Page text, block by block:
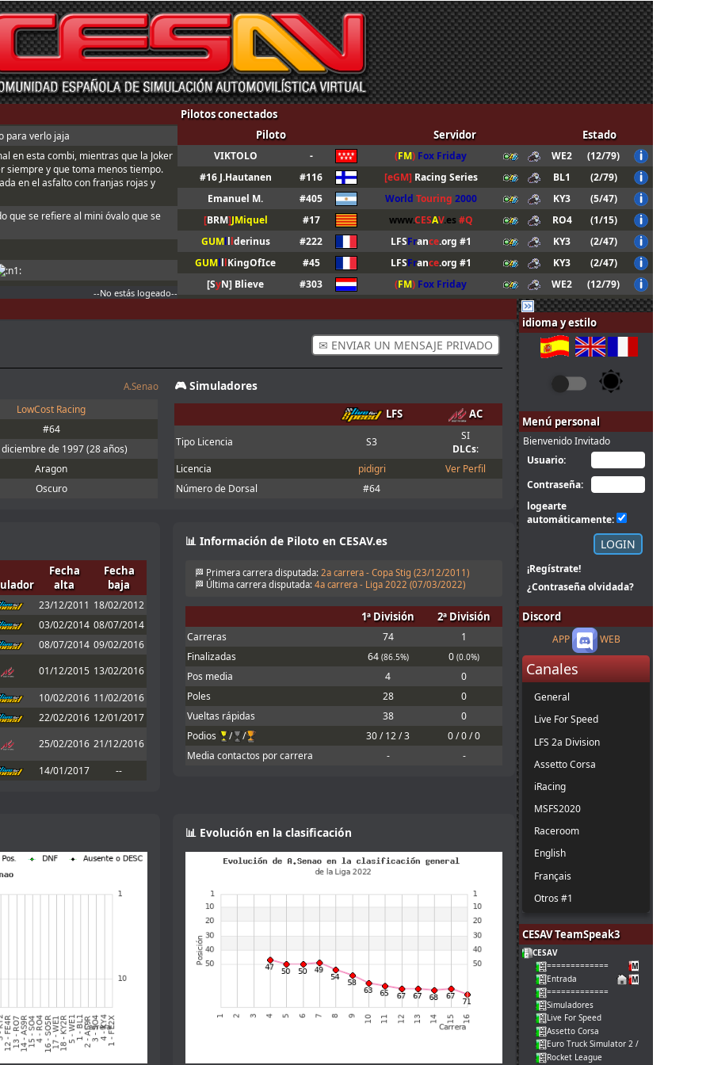
Pilotos conectados
para verlo jaja
en esta combi, mientras que la Joker
siempre y que toma menos tiempo.
en el asfalto con franjas rojas y
que se refiere al mini óvalo que se
Y t3, a fondo o a casa
tyre manufacturers too
You can lower the brake
en Iracing.
aquí:
Enlace
no puedo correr hoy
alguna actualización me fastidió la
qurst
la carrera era 20:15 hora canaria
setup para rodar un poco e
quiero comprarme uno de verdad :-
coche
una pista algo más grande y si tanto
gustó, como para utilizarlo en una
Piloto Servidor Estado
VIKTOLO - (FM) Fox Friday WE2
(12/79)
#16 J.Hautanen
#116 [eGM] Racing Series BL1
(2/79)
Emanuel M.
#405 World Touring 2000 KY3
(5/47)
[BRM]JMiquel #17 www.CESAV.es #Q RO4
(1/15)
GUMlllderinus #222 LFSFrance.org #1 KY3
(2/47)
GUMlllKingOfIce #45 LFSFrance.org #1 KY3
(2/47)
[SyN] Blieve #303 (FM) Fox Friday WE2
(12/79)
WE2 (12/79)
--No estás logeado--
✉ ENVIAR UN MENSAJE PRIVADO
A.Senao
LowCost Racing
#64
de 1997(28 años)
Aragon
Oscuro
🎮 Simuladores
LFS AC
Tipo Licencia S3
SI
DLCs:
Licencia
pidigri
Ver Perfil
Número de Dorsal
#64
Fecha
alta
Fecha
baja
23/12/2011 18/02/2012
03/02/2014 08/07/2014
08/07/2014 09/02/2016
01/12/2015 13/02/2016
10/02/2016 11/02/2016
22/02/2016 12/01/2017
25/02/2016 21/12/2016
14/01/2017 --
📊 Información de Piloto en CESAV.es
🏁 Primera carrera disputada: 2a carrera - Copa Stig (23/12/2011 )
🏁 Última carrera disputada: 4a carrera - Liga 2022 (07/03/2022)
1ª División 2ª División
Carreras 74
1
Finalizadas
64 (86.5%) 0 (0.0%)
Pos media 4
0
Poles
28
0
Vueltas rápidas
38
0
Podios
/ / 30 / 12 / 3
0 / 0 / 0
Media contactos por carrera
- -
📊 Evolución en la clasificación
idioma y estilo
Menú personal
Bienvenido Invitado
Usuario:
Contraseña:
logearte
automáticamente:
¡Regístrate!
¿Contraseña olvidada?
Discord
APP WEB
Canales
General
Live For Speed
LFS 2a Division
Assetto Corsa
iRacing
MSFS2020
Raceroom
English
Français
Otros #1
CESAV TeamSpeak3
CESAV
=============
Entrada
=============
Simuladores
Live For Speed
Assetto Corsa
Euro Truck Simulator 2 / American Truck
Rocket League